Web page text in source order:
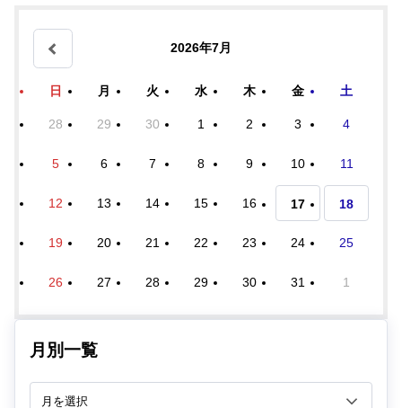
2026年7月
日 月 火 水 木 金 土
28 29 30 1 2 3 4
5 6 7 8 9 10 11
12 13 14 15 16 17 18
19 20 21 22 23 24 25
26 27 28 29 30 31 1
月別一覧